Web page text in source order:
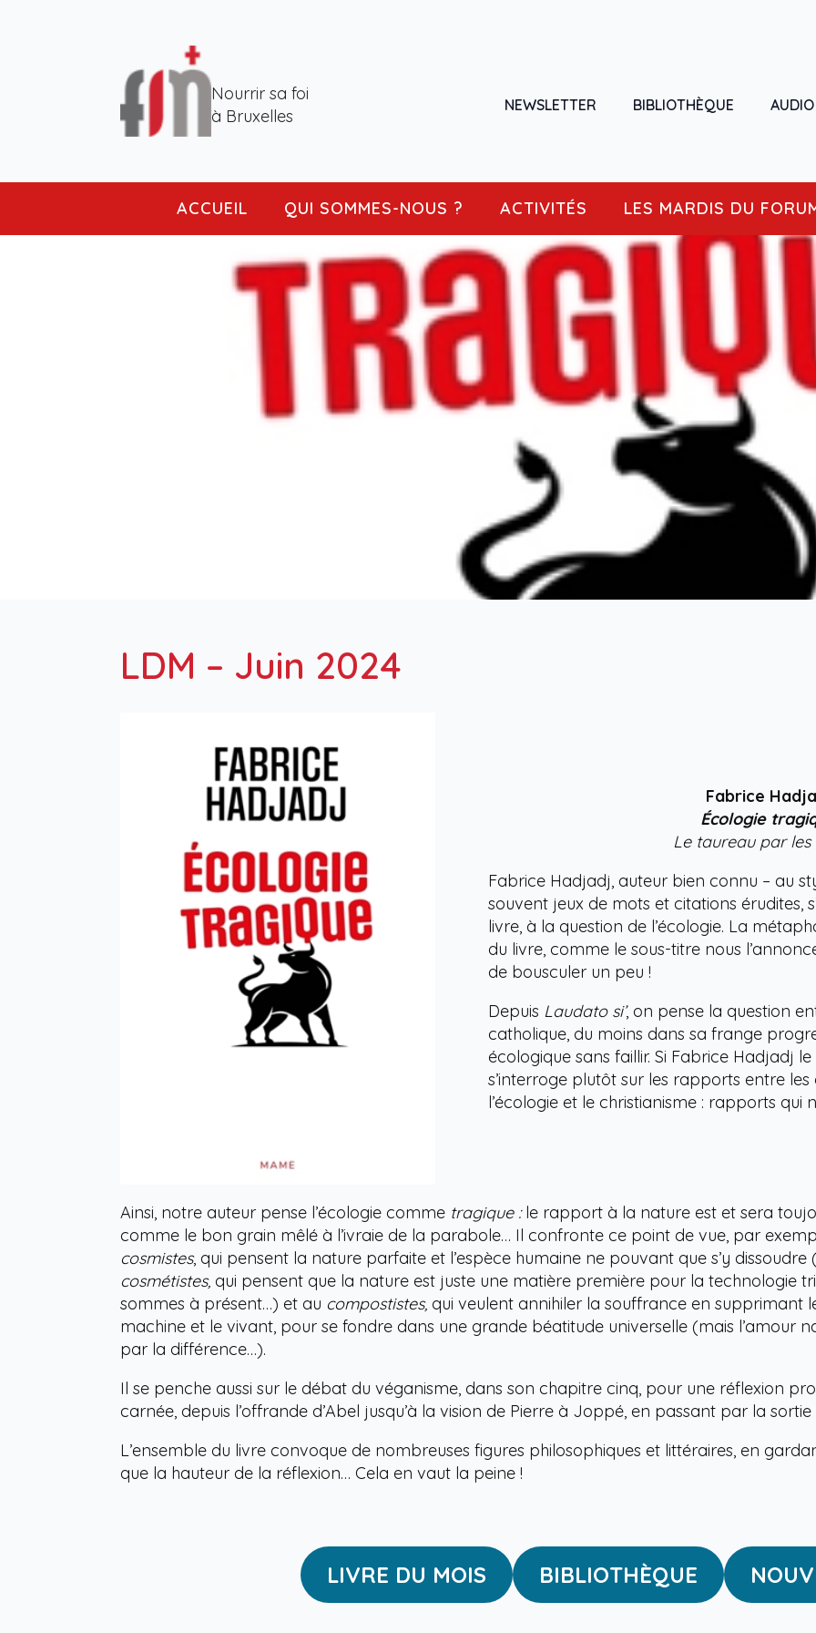
Nourrir sa foi
à Bruxelles
NEWSLETTER BIBLIOTHÈQUE AUDIO
ACCUEIL QUI SOMMES-NOUS ? ACTIVITÉS LES MARDIS DU
LDM – Juin 2024
Fabrice
Écologie
Le taureau par les
Fabrice Hadjadj, auteur bien connu – au
souvent jeux de mots et citations érudites,
livre, à la question de l’écologie. La
du livre, comme le sous-titre nous
de bousculer un peu !
Depuis Laudato si’, on pense la question
catholique, du moins dans sa frange
écologique sans faillir. Si Fabrice Hadjadj
s’interroge plutôt sur les rapports entre
l’écologie et le christianisme : rapports
Ainsi, notre auteur pense l’écologie comme tragique :le rapport à la nature est et sera
comme le bon grain mêlé à l’ivraie de la parabole… Il confronte ce point de vue, par
cosmistes, qui pensent la nature parfaite et l’espèce humaine ne pouvant que s’y
cosmétistes, qui pensent que la nature est juste une matière première pour la technologie
sommes à présent…) et au compostistes, qui veulent annihiler la souffrance en supprimant
machine et le vivant, pour se fondre dans une grande béatitude universelle (mais l’amour
par la différence…).
Il se penche aussi sur le débat du véganisme, dans son chapitre cinq, pour une réflexion
carnée, depuis l’offrande d’Abel jusqu’à la vision de Pierre à Joppé, en passant par la
L’ensemble du livre convoque de nombreuses figures philosophiques et littéraires, en
que la hauteur de la réflexion… Cela en vaut la peine !
LIVRE DU MOIS BIBLIOTHÈQUE